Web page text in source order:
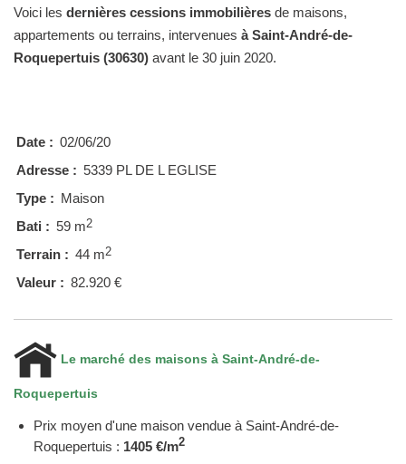
Voici les dernières cessions immobilières de maisons,
appartements ou terrains, intervenues à Saint-André-de-
Roquepertuis (30630) avant le 30 juin 2020.
Date : 02/06/20
Adresse : 5339 PL DE L EGLISE
Type : Maison
Bati : 59 m2
Terrain : 44 m2
Valeur : 82.920 €
Le marché des maisons à Saint-André-de-
Roquepertuis
Prix moyen d'une maison vendue à Saint-André-de-
Roquepertuis : 1405 €/m2